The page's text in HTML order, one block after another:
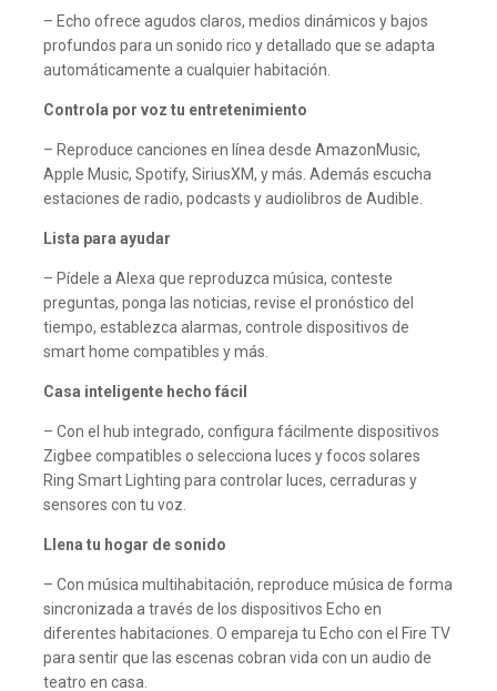
– Echo ofrece agudos claros, medios dinámicos y bajos
profundos para un sonido rico y detallado que se adapta
automáticamente a cualquier habitación.
Controla por voz tu entretenimiento
– Reproduce canciones en línea desde AmazonMusic,
Apple Music, Spotify, SiriusXM, y más. Además escucha
estaciones de radio, podcasts y audiolibros de Audible.
Lista para ayudar
– Pídele a Alexa que reproduzca música, conteste
preguntas, ponga las noticias, revise el pronóstico del
tiempo, establezca alarmas, controle dispositivos de
smart home compatibles y más.
Casa inteligente hecho fácil
– Con el hub integrado, configura fácilmente dispositivos
Zigbee compatibles o selecciona luces y focos solares
Ring Smart Lighting para controlar luces, cerraduras y
sensores con tu voz.
Llena tu hogar de sonido
– Con música multihabitación, reproduce música de forma
sincronizada a través de los dispositivos Echo en
diferentes habitaciones. O empareja tu Echo con el Fire TV
para sentir que las escenas cobran vida con un audio de
teatro en casa.